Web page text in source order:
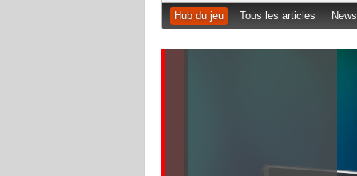
Hub du jeu Tous les articles News